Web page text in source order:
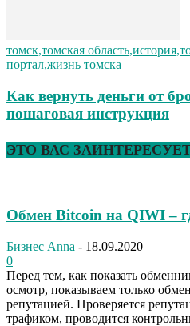
томск,томская
портал,жизнь томска
Как вернуть деньги от
пошаговая инструкция
ЭТО ВАС
Обмен Bitcoin на QIWI –
Бизнес Anna - 18.09.2020
0
Перед тем, как показать
осмотр, показываем только
репутацией. Проверяется
трафиком, проводится